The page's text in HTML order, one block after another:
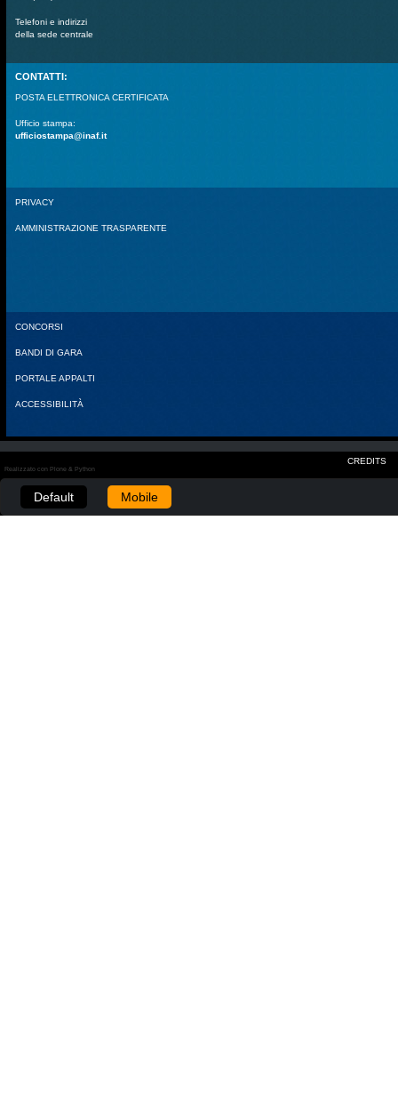
Telefoni e indirizzi
della sede centrale
CONTATTI:
POSTA ELETTRONICA CERTIFICATA
Ufficio stampa:
ufficiostampa@inaf.it
PRIVACY
AMMINISTRAZIONE TRASPARENTE
CONCORSI
BANDI DI GARA
PORTALE APPALTI
ACCESSIBILITÀ
CREDITS
Realizzato con Plone & Python
Default Mobile